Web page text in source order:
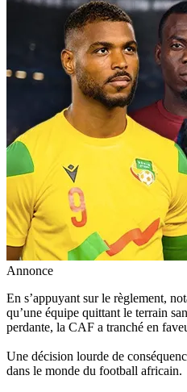
Annonce
‎En s’appuyant sur le règlement,
qu’une équipe quittant le terrain
perdante, la CAF a tranché en
‎Une décision lourde de
dans le monde du football africain.